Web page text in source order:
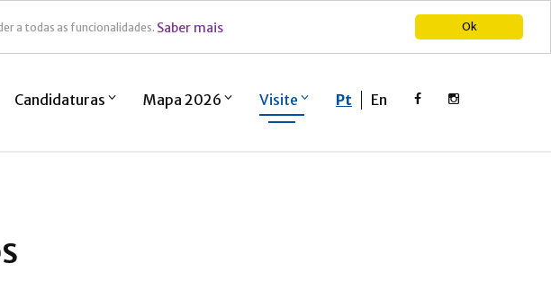
Ok
a todas as funcionalidades. Saber mais
Candidaturas Mapa 2026 Visite Pt En